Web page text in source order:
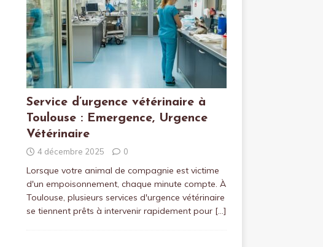
Service d’urgence vétérinaire à
Toulouse : Emergence, Urgence
Vétérinaire
4 décembre 2025 0
Lorsque votre animal de compagnie est victime
d'un empoisonnement, chaque minute compte. À
Toulouse, plusieurs services d'urgence vétérinaire
se tiennent prêts à intervenir rapidement pour […]